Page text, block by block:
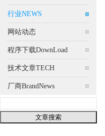
行业NEWS
网站动态
程序下载DownLoad
技术文章TECH
厂商BrandNews